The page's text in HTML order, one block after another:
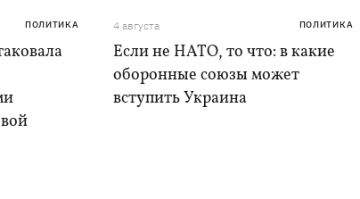
ПОЛИТИКА 4 августа ПОЛИТИКА
Если не НАТО, то что: в какие
оборонные союзы может
вступить Украина